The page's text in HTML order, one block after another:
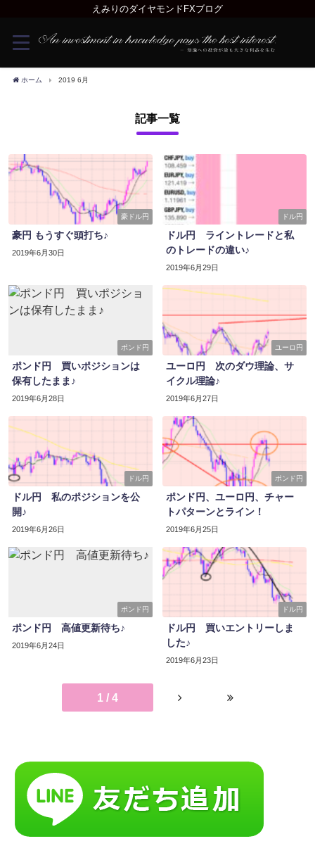
えみりのダイヤモンドFXブログ
ホーム 2019 6月
記事一覧
豪ドル円
豪円 もうすぐ頭打ち♪
2019年6月30日
ドル円
ドル円 ライントレードと私
のトレードの違い♪
2019年6月29日
ポンド円
ポンド円 買いポジションは
保有したまま♪
2019年6月28日
ユーロ円
ユーロ円 次のダウ理論、サ
イクル理論♪
2019年6月27日
ドル円
ドル円 私のポジションを公
開♪
2019年6月26日
ポンド円
ポンド円、ユーロ円、チャー
トパターンとライン！
2019年6月25日
ポンド円
ポンド円 高値更新待ち♪
2019年6月24日
ドル円
ドル円 買いエントリーしま
した♪
2019年6月23日
1 / 4